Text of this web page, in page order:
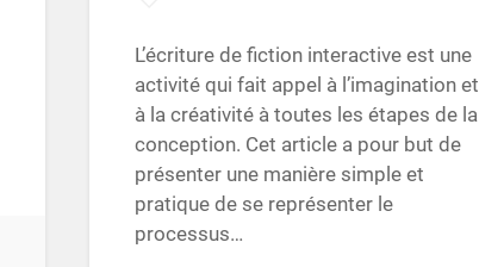
L’écriture de fiction interactive est une
activité qui fait appel à l’imagination et
à la créativité à toutes les étapes de la
conception. Cet article a pour but de
présenter une manière simple et
pratique de se représenter le
processus…